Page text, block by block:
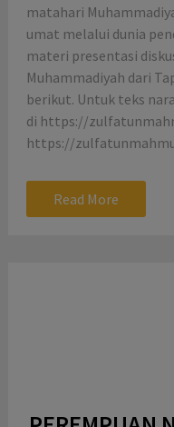
matahari
umat melalui dunia
materi presentasi
Muhammadiyah dari
berikut. Untuk teks
di https://
https://
Read More